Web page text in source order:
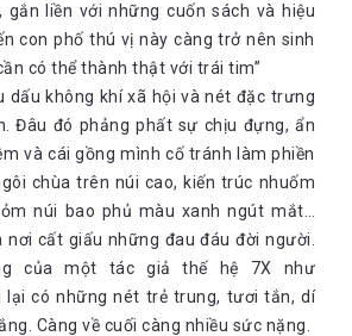
gắn liền với những cuốn sách và hiệu
con phố thú vị này càng trở nên sinh
có thể thành thật với trái tim”
dấu không khí xã hội và nét đặc trưng
Đâu đó phảng phất sự chịu đựng, ẩn
và cái gồng mình cố tránh làm phiền
chùa trên núi cao, kiến trúc nhuốm
núi bao phủ màu xanh ngút mắt…
cất giấu những đau đáu đời người.
của một tác giả thế hệ 7X như
lại có những nét trẻ trung, tươi tắn, dí
Càng về cuối càng nhiều sức nặng.